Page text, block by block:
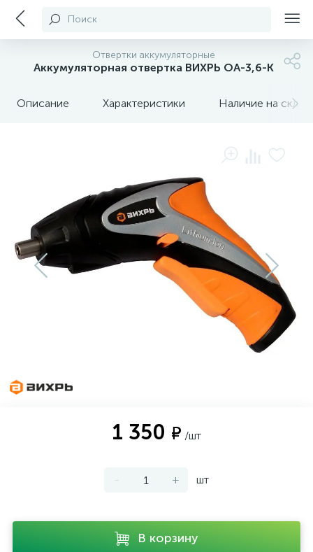
Поиск
Отвертки аккумуляторные
Аккумуляторная отвертка ВИХРЬ ОА-3,6-К
Описание Характеристики Наличие на
1 350 ₽ /шт
- + шт
В корзину